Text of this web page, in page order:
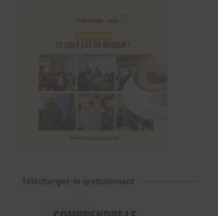
Téléchargez-le gratuitement